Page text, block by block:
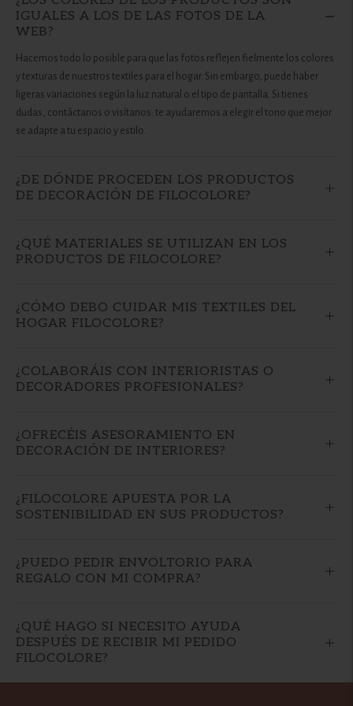
IGUALES A LOS DE LAS FOTOS DE LA
WEB?
Hacemos todo lo posible para que las fotos reflejen fielmente los colores
y texturas de nuestros textiles para el hogar. Sin embargo, puede haber
ligeras variaciones según la luz natural o el tipo de pantalla. Si tienes
dudas, contáctanos o visítanos: te ayudaremos a elegir el tono que mejor
se adapte a tu espacio y estilo.
¿DE DÓNDE PROCEDEN LOS PRODUCTOS
DE DECORACIÓN DE FILOCOLORE?
¿QUÉ MATERIALES SE UTILIZAN EN LOS
PRODUCTOS DE FILOCOLORE?
¿CÓMO DEBO CUIDAR MIS TEXTILES DEL
HOGAR FILOCOLORE?
¿COLABORÁIS CON INTERIORISTAS O
DECORADORES PROFESIONALES?
¿OFRECÉIS ASESORAMIENTO EN
DECORACIÓN DE INTERIORES?
¿FILOCOLORE APUESTA POR LA
SOSTENIBILIDAD EN SUS PRODUCTOS?
¿PUEDO PEDIR ENVOLTORIO PARA
REGALO CON MI COMPRA?
¿QUÉ HAGO SI NECESITO AYUDA
DESPUÉS DE RECIBIR MI PEDIDO
FILOCOLORE?